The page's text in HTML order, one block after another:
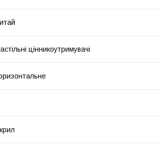
цінникоутримувачі